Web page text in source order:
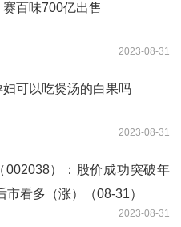
百味700亿出售
2023-08-31
可以吃煲汤的白果吗
2023-08-31
002038）：股价成功突破年
市看多（涨）（08-31）
2023-08-31